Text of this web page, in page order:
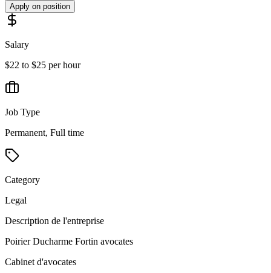
Apply on position
Salary
$22 to $25 per hour
Job Type
Permanent, Full time
Category
Legal
Description de l'entreprise
Poirier Ducharme Fortin avocates
Cabinet d'avocates